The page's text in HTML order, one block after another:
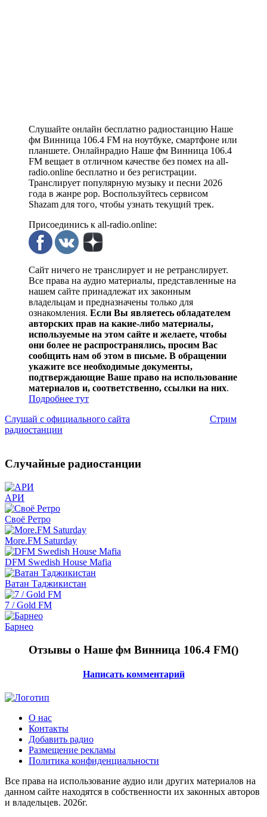
Слушайте онлайн бесплатно радиостанцию Наше
фм Винница 106.4 FM на ноутбуке, смартфоне или
планшете. Онлайнрадио Наше фм Винница 106.4
FM вещает в отличном качестве без помех на all-
radio.online бесплатно и без регистрации.
Транслирует популярную музыку и песни 2026
года в жанре pop. Воспользуйтесь сервисом
Shazam для того, чтобы узнать текущий трек.
Присоединись к all-radio.online:
Сайт ничего не транслирует и не ретранслирует.
Все права на аудио материалы, представленные на
нашем сайте принадлежат их законным
владельцам и предназначены только для
ознакомления. Если Вы являетесь обладателем
авторских прав на какие-либо материалы,
используемые на этом сайте и желаете, чтобы
они более не распространялись, просим Вас
сообщить нам об этом в письме. В обращении
укажите все необходимые документы,
подтверждающие Ваше право на использование
материалов и, соответственно, ссылки на них.
Подробнее тут
Слушай с официального сайта
Стрим
радиостанции
Случайные радиостанции
АРИ
Своё Ретро
More.FM Saturday
DFM Swedish House Mafia
Ватан Таджикистан
7 / Gold FM
Барнео
Отзывы о Наше фм Винница 106.4 FM()
Написать комментарий
О нас
Контакты
Добавить радио
Размещение рекламы
Политика конфиденциальности
Все права на использование аудио или других материалов на
данном сайте находятся в собственности их законных авторов
и владельцев. 2026г.